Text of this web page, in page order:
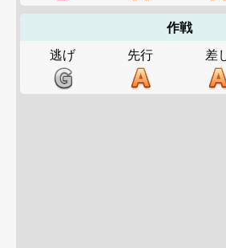
作戦
逃げ
先行 差